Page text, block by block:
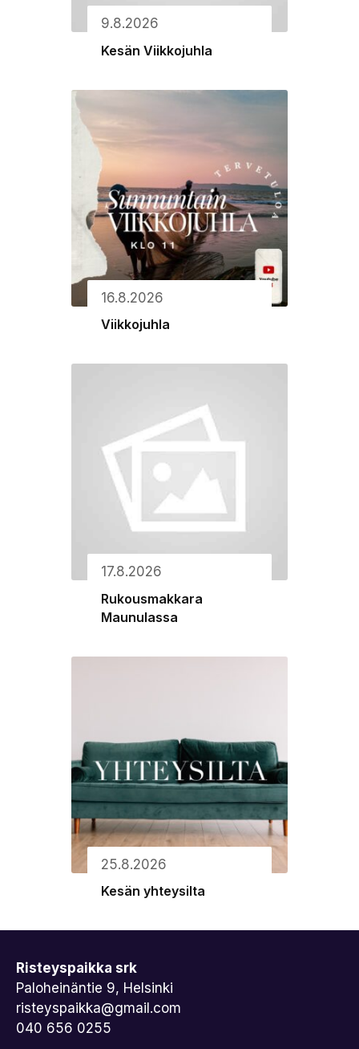
9.8.2026
Kesän Viikkojuhla
16.8.2026
Viikkojuhla
17.8.2026
Rukousmakkara
Maunulassa
25.8.2026
Kesän yhteysilta
Risteyspaikka srk
Paloheinäntie 9, Helsinki
risteyspaikka@gmail.com
040 656 0255